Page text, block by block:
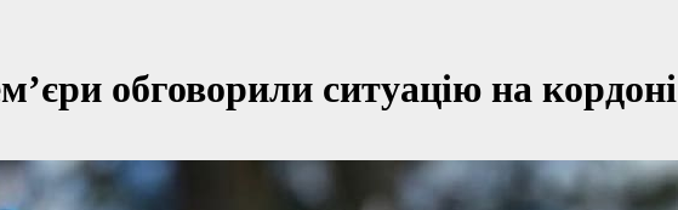
обговорили ситуацію на кордоні